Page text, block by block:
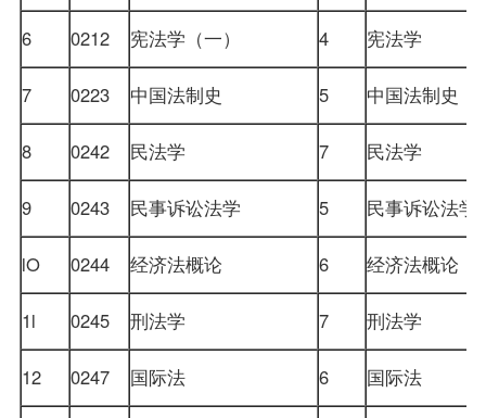
6 0212 宪法学 （一） 4 宪法学
7 0223 中国法制史 5 中国法制史
8 0242 民法学 7 民法学
9 0243 民事诉讼法学 5 民事诉讼法学
lO 0244 经济法概论 6 经济法概论
1l 0245 刑法学 7 刑法学
12 0247 国际法 6 国际法